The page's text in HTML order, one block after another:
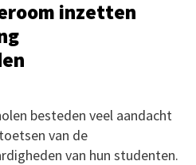
inzetten
besteden veel aandacht
van de
van hun studenten.